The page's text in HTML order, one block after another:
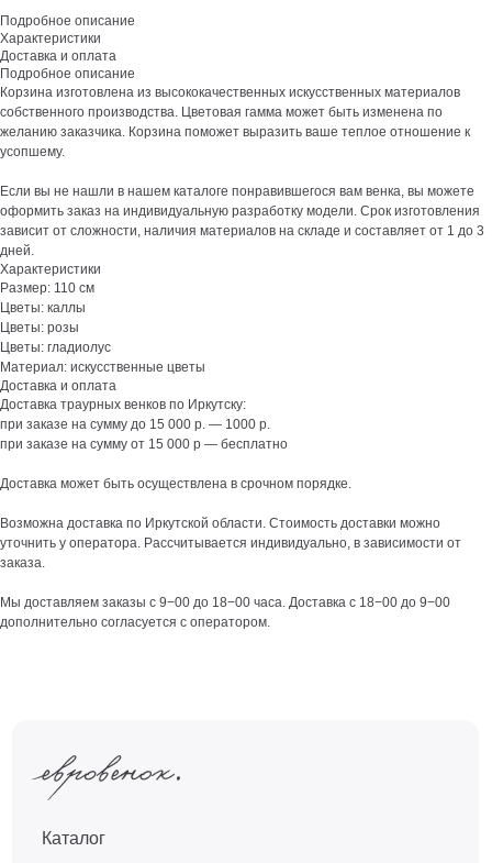
Подробное описание
Характеристики
Доставка и оплата
Подробное описание
Корзина изготовлена из высококачественных искусственных материалов
собственного производства. Цветовая гамма может быть изменена по
желанию заказчика. Корзина поможет выразить ваше теплое отношение к
усопшему.
Если вы не нашли в нашем каталоге понравившегося вам венка, вы можете
оформить заказ на индивидуальную разработку модели. Срок изготовления
зависит от сложности, наличия материалов на складе и составляет от 1 до 3
дней.
Характеристики
Размер: 110 см
Цветы: каллы
Цветы: розы
Цветы: гладиолус
Материал: искусственные цветы
Доставка и оплата
Доставка траурных венков по Иркутску:
при заказе на сумму до 15 000 р. — 1000 р.
при заказе на сумму от 15 000 р — бесплатно
Доставка может быть осуществлена в срочном порядке.
Возможна доставка по Иркутской области. Стоимость доставки можно
уточнить у оператора. Рассчитывается индивидуально, в зависимости от
заказа.
Мы доставляем заказы с 9−00 до 18−00 часа. Доставка с 18−00 до 9−00
дополнительно согласуется с оператором.
Каталог